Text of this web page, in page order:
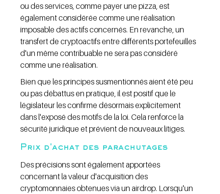
ou des services, comme payer une pizza, est
également considérée comme une réalisation
imposable des actifs concernés. En revanche, un
transfert de cryptoactifs entre différents portefeuilles
d'un même contribuable ne sera pas considéré
comme une réalisation.
Bien que les principes susmentionnés aient été peu
ou pas débattus en pratique, il est positif que le
législateur les confirme désormais explicitement
dans l'exposé des motifs de la loi. Cela renforce la
sécurité juridique et prévient de nouveaux litiges.
Prix d'achat des parachutages
Des précisions sont également apportées
concernant la valeur d'acquisition des
cryptomonnaies obtenues via un airdrop. Lorsqu'un